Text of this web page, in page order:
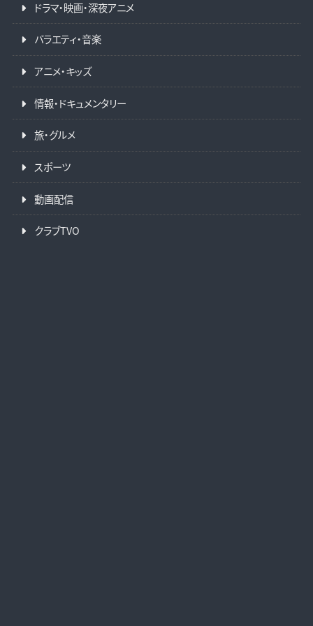
ドラマ・映画・深夜アニメ
バラエティ・音楽
アニメ・キッズ
情報・ドキュメンタリー
旅・グルメ
スポーツ
動画配信
クラブTVO